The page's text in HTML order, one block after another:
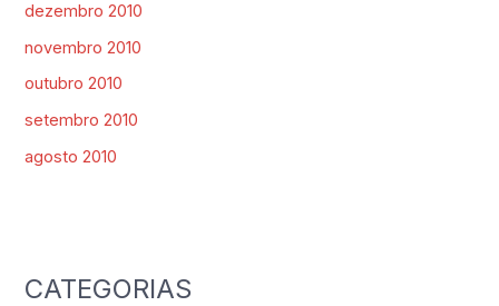
dezembro 2010
novembro 2010
outubro 2010
setembro 2010
agosto 2010
CATEGORIAS